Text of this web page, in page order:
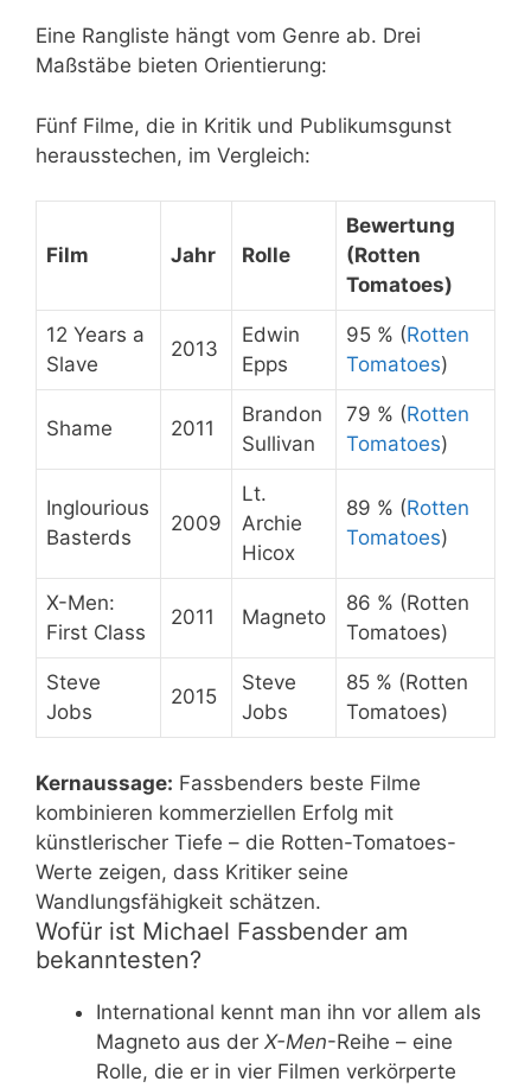
Eine Rangliste hängt vom Genre ab. Drei
Maßstäbe bieten Orientierung:
Fünf Filme, die in Kritik und Publikumsgunst
herausstechen, im Vergleich:
Film Jahr Rolle
Bewertung
(Rotten
Tomatoes)
12 Years a
Slave
2013
Edwin
Epps
95 % (Rotten
Tomatoes)
Shame 2011
Brandon
Sullivan
79 % (Rotten
Tomatoes)
Inglourious
Basterds
2009
Lt.
Archie
Hicox
89 % (Rotten
Tomatoes)
X-Men:
First Class
2011 Magneto
86 % (Rotten
Tomatoes)
Steve
Jobs
2015
Steve
Jobs
85 % (Rotten
Tomatoes)
Kernaussage: Fassbenders beste Filme
kombinieren kommerziellen Erfolg mit
künstlerischer Tiefe – die Rotten-Tomatoes-
Werte zeigen, dass Kritiker seine
Wandlungsfähigkeit schätzen.
Wofür ist Michael Fassbender am
bekanntesten?
International kennt man ihn vor allem als
Magneto aus der X-Men-Reihe – eine
Rolle, die er in vier Filmen verkörperte